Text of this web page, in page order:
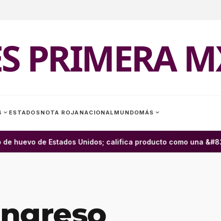
PRIMERA
expand_more ESTADOS NOTA ROJA NACIONAL MUNDOMÁS expand_more
de Estados Unidos; califica producto como una